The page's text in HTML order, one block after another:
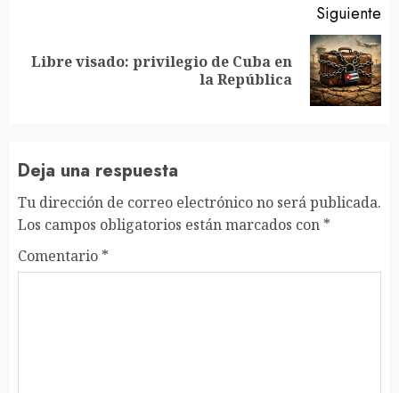
Siguiente
Siguiente
Libre visado: privilegio de Cuba en
la República
Deja una respuesta
Tu dirección de correo electrónico no será publicada.
Los campos obligatorios están marcados con *
Comentario *